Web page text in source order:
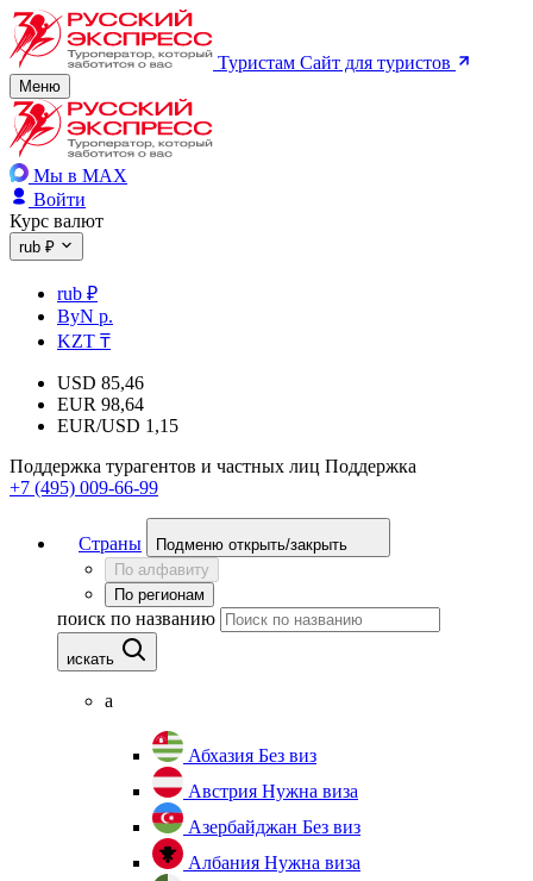
Туристам Сайт для туристов
Меню
Мы в MAX
Войти
Курс валют
rub ₽
rub ₽
ByN р.
KZT ₸
USD 85,46
EUR 98,64
EUR/USD 1,15
Поддержка турагентов и частных лиц Поддержка
+7 (495) 009-66-99
Страны
Подменю открыть/закрыть
По алфавиту
По регионам
поиск по названию
искать
а
Абхазия Без виз
Австрия Нужна виза
Азербайджан Без виз
Албания Нужна виза